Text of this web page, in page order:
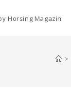
Horsing Magazin
>